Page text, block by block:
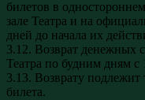
билетов в
зале Театра и на
дней до начала их
3.12. Возврат денежных
Театра по будним дням с
3.13. Возврату подлежит
билета.